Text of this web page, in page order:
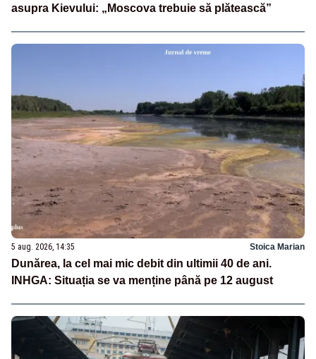
asupra Kievului: „Moscova trebuie să plătească”
5 aug. 2026, 14:35 Stoica Marian
Dunărea, la cel mai mic debit din ultimii 40 de ani.
INHGA: Situația se va menține până pe 12 august